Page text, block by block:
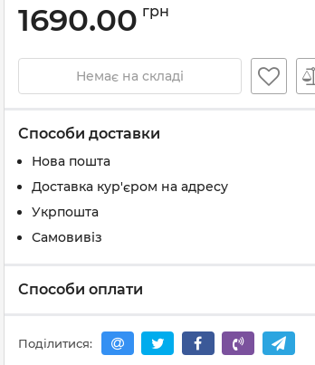
1690.00 грн
Немає на складі
Способи доставки
Нова пошта
Доставка кур'єром на адресу
Укрпошта
Самовивіз
Способи оплати
Поділитися: